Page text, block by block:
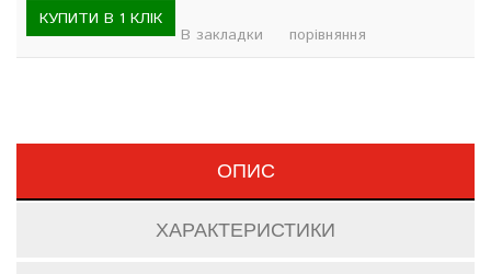
КУПИТИ В 1 КЛІК
В закладки порівняння
ОПИС
ХАРАКТЕРИСТИКИ